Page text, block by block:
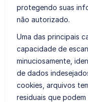
protegendo suas
não autorizado.
Uma das principais
capacidade de
minuciosamente,
de dados
cookies, arquivos
residuais que